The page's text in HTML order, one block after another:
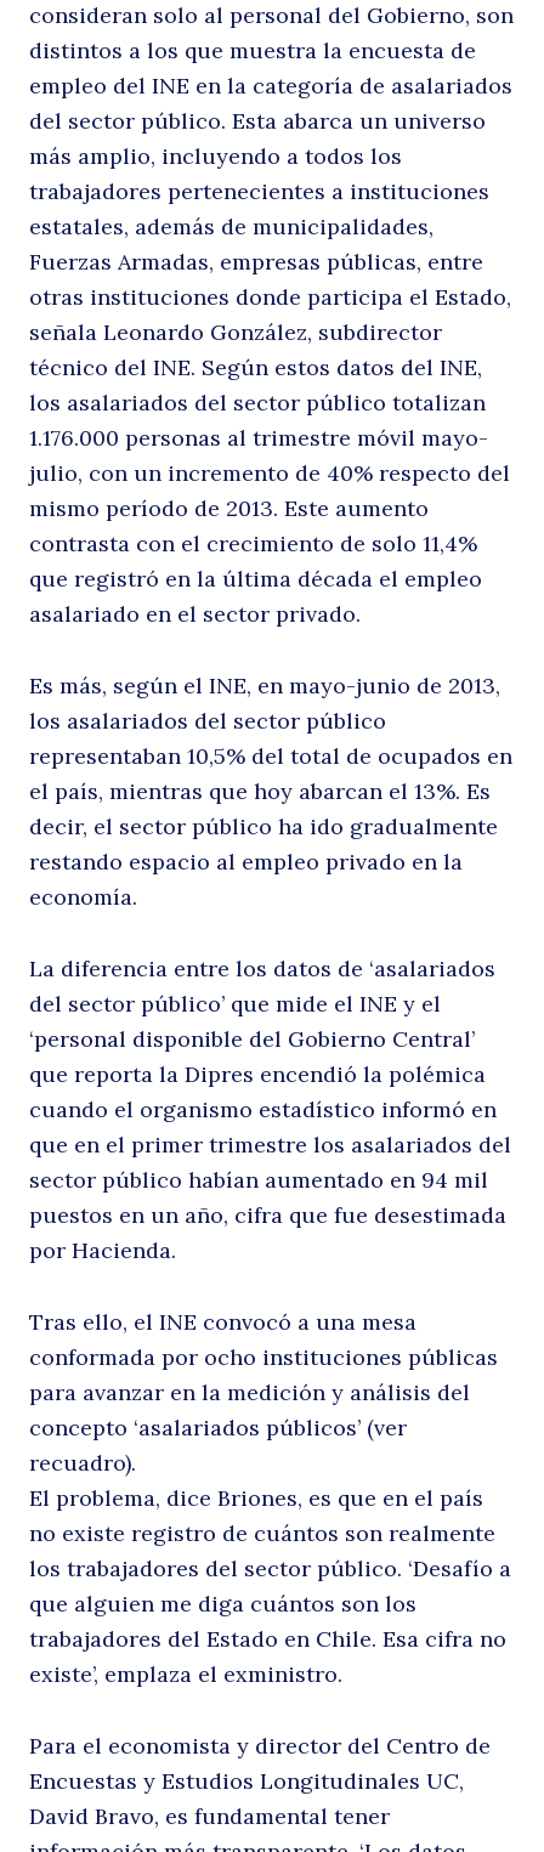
Buscar
consideran solo al personal del Gobierno, son
distintos a los que muestra la encuesta de
empleo del INE en la categoría de asalariados
del sector público. Esta abarca un universo
más amplio, incluyendo a todos los
trabajadores pertenecientes a instituciones
estatales, además de municipalidades,
Fuerzas Armadas, empresas públicas, entre
otras instituciones donde participa el Estado,
señala Leonardo González, subdirector
técnico del INE. Según estos datos del INE,
los asalariados del sector público totalizan
1.176.000 personas al trimestre móvil mayo-
julio, con un incremento de 40% respecto del
mismo período de 2013. Este aumento
contrasta con el crecimiento de solo 11,4%
que registró en la última década el empleo
asalariado en el sector privado.
Es más, según el INE, en mayo-junio de 2013,
los asalariados del sector público
representaban 10,5% del total de ocupados en
el país, mientras que hoy abarcan el 13%. Es
decir, el sector público ha ido gradualmente
restando espacio al empleo privado en la
economía.
La diferencia entre los datos de ‘asalariados
del sector público’ que mide el INE y el
‘personal disponible del Gobierno Central’
que reporta la Dipres encendió la polémica
cuando el organismo estadístico informó en
que en el primer trimestre los asalariados del
sector público habían aumentado en 94 mil
puestos en un año, cifra que fue desestimada
por Hacienda.
Tras ello, el INE convocó a una mesa
conformada por ocho instituciones públicas
para avanzar en la medición y análisis del
concepto ‘asalariados públicos’ (ver
recuadro).
El problema, dice Briones, es que en el país
no existe registro de cuántos son realmente
los trabajadores del sector público. ‘Desafío a
que alguien me diga cuántos son los
trabajadores del Estado en Chile. Esa cifra no
existe’, emplaza el exministro.
Para el economista y director del Centro de
Encuestas y Estudios Longitudinales UC,
David Bravo, es fundamental tener